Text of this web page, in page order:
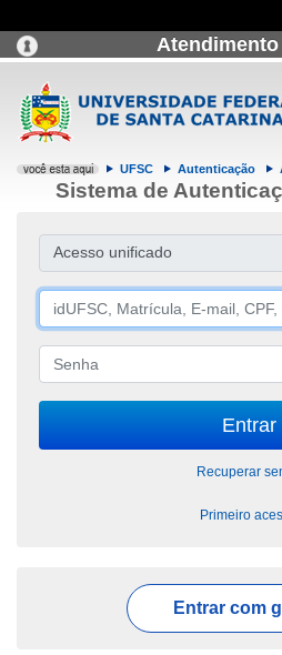
Atendimento
UFSC Autenticação
Sistema de
Acesso unificado
Recuperar
Primeiro
Entrar com